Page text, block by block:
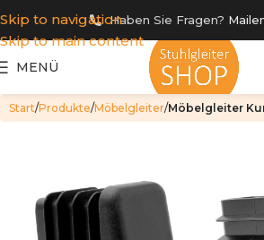
Skip to navigation
Skip to main content
Haben Sie Fragen?
MENÜ
Start Produkte Möbelgleiter Möbelgleiter